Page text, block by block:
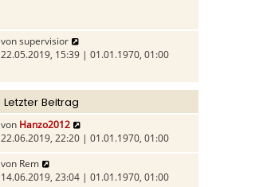
a
g
e
i
t
a
g
t
r
e
t
a
g
vonsupervisior
e
e
e
B
22.05.2019, 15:39 | 01.01.1970, 01:00
Letzter Beitrag
von Hanzo2012
e
u
22.06.2019, 22:20 | 01.01.1970, 01:00
von Rem
e
14.06.2019, 23:04 | 01.01.1970, 01:00